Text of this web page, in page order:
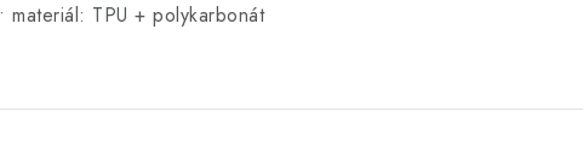
• materiál: TPU + polykarbonát